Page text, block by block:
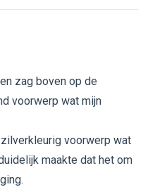
zag boven op de
voorwerp wat mijn
voorwerp wat
maakte dat het om